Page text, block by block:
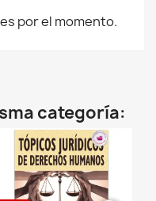
por el momento.
categoría: